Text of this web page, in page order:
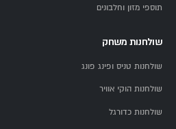
תוספי מזון וחלבונים
שולחנות משחק
שולחנות טניס ופינג פונג
שולחנות הוקי אוויר
שולחנות כדורגל